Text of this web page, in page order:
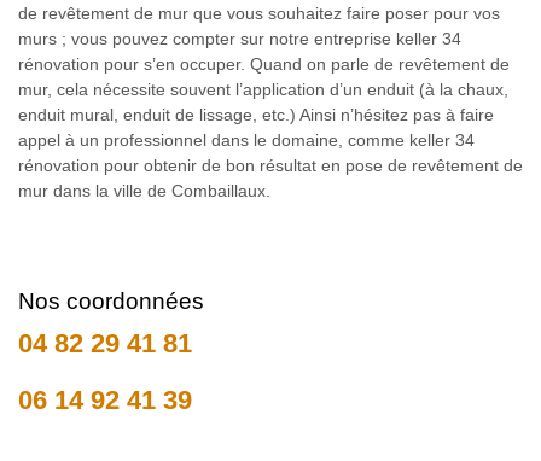
de revêtement de mur que vous souhaitez faire poser pour vos
murs ; vous pouvez compter sur notre entreprise keller 34
rénovation pour s’en occuper. Quand on parle de revêtement de
mur, cela nécessite souvent l’application d’un enduit (à la chaux,
enduit mural, enduit de lissage, etc.) Ainsi n’hésitez pas à faire
appel à un professionnel dans le domaine, comme keller 34
rénovation pour obtenir de bon résultat en pose de revêtement de
mur dans la ville de Combaillaux.
Nos coordonnées
04 82 29 41 81
06 14 92 41 39